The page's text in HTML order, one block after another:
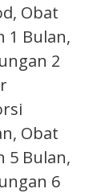
Obat
1 Bulan,
2
Obat
5 Bulan,
6